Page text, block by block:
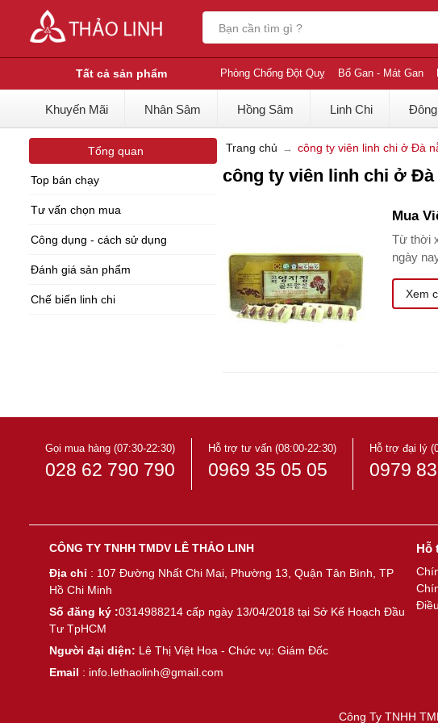
Tất cả sản phẩm Phòng Chống Đột Quỵ Bổ Gan - Mát Gan
Khuyến Mãi Nhân Sâm Hồng Sâm Linh Chi
Tổng quan
Top bán chạy
Tư vấn chọn mua
Công dụng - cách sử dụng
Đánh giá sản phẩm
Chế biến linh chi
Trang chủ công ty viên linh chi ở Đà
công ty viên linh chi ở
Mua
Từ thời
ngày
Xem
Gọi mua hàng (07:30-22:30)
028 62 790 790
Hỗ trợ tư vấn (08:00-22:30)
0969 35 05 05
Hỗ trợ đại lý
0979
CÔNG TY TNHH TMDV LÊ THẢO LINH
Địa chỉ : 107 Đường Nhất Chi Mai, Phường 13, Quận Tân Bình, TP
Hồ Chi Minh
Số đăng ký :0314988214 cấp ngày 13/04/2018 tại Sở Kế Hoạch Đầu
Tư TpHCM
Người đại diện: Lê Thị Việt Hoa - Chức vụ: Giám Đốc
Email : info.lethaolinh@gmail.com
Hỗ
Công Ty TNHH